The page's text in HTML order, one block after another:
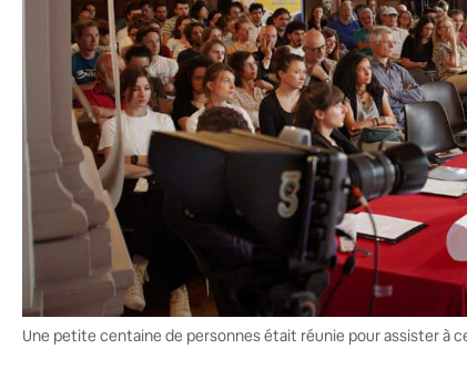
Une petite centaine de personnes était réunie pour assister à